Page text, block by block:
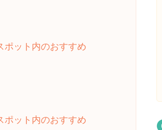
ポット内のおすすめ
ポット内のおすすめ